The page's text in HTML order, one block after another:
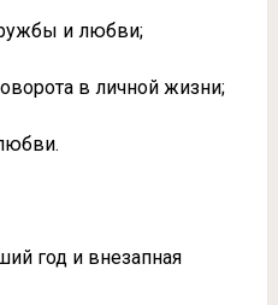
и любви;
в личной жизни;
год и внезапная